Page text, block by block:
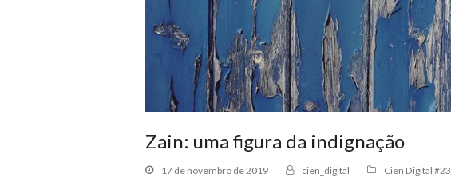
Zain: uma figura da indignação
17 de novembro de 2019 cien_digital Cien Digital #23